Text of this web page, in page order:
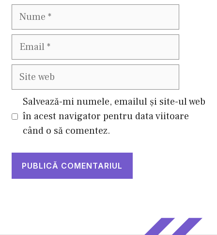
Nume
Email
Site
Salvează-mi numele, emailul și site-ul web
în acest navigator pentru data viitoare
când o să comentez.